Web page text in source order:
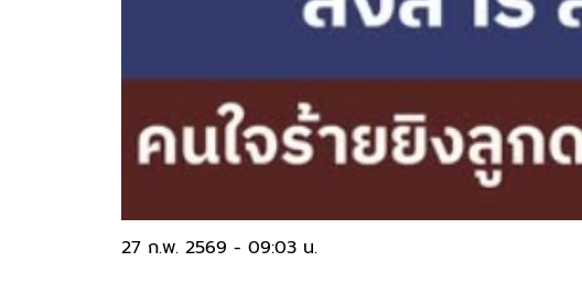
27 ก.พ. 2569 - 09:03 น.